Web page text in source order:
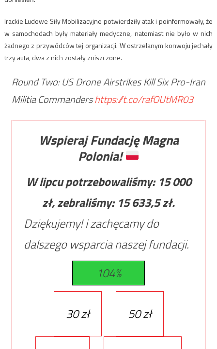
Irackie Ludowe Siły Mobilizacyjne potwierdziły atak i poinformowały, że
w samochodach były materiały medyczne, natomiast nie było w nich
żadnego z przywódców tej organizacji. W ostrzelanym konwoju jechały
trzy auta, dwa z nich zostały zniszczone.
Round Two: US Drone Airstrikes Kill Six Pro-Iran
Militia Commandershttps://t.co/rafOUtMR03
Wspieraj Fundację Magna
Polonia!
W lipcu potrzebowaliśmy: 15 000
zł, zebraliśmy: 15 633,5zł.
Dziękujemy! i zachęcamy do
dalszego wsparcia naszej fundacji.
104%
30 zł 50 zł